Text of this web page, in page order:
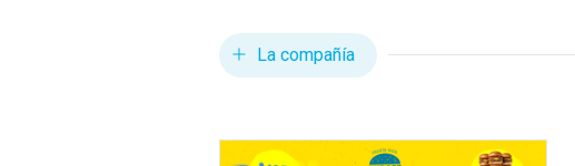
La compañía